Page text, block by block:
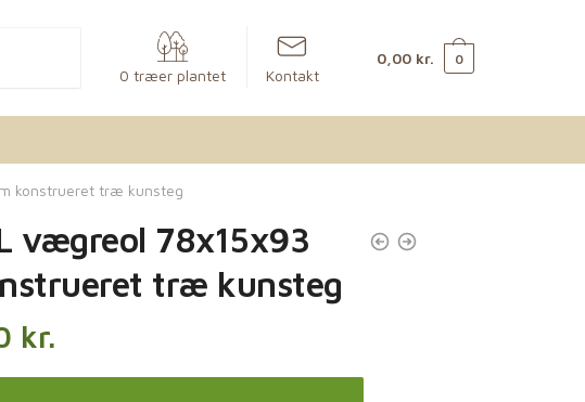
0 træer plantet Kontakt
0,00 kr. 0
konstrueret træ kunsteg
vægreol 78x15x93
træ kunsteg
kr.